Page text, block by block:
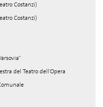
Costanzi)
Costanzi)
del Teatro dell'Opera